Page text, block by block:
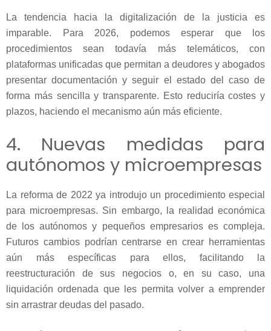
La tendencia hacia la digitalización de la justicia es
imparable. Para 2026, podemos esperar que los
procedimientos sean todavía más telemáticos, con
plataformas unificadas que permitan a deudores y abogados
presentar documentación y seguir el estado del caso de
forma más sencilla y transparente. Esto reduciría costes y
plazos, haciendo el mecanismo aún más eficiente.
4. Nuevas medidas para
autónomos y microempresas
La reforma de 2022 ya introdujo un procedimiento especial
para microempresas. Sin embargo, la realidad económica
de los autónomos y pequeños empresarios es compleja.
Futuros cambios podrían centrarse en crear herramientas
aún más específicas para ellos, facilitando la
reestructuración de sus negocios o, en su caso, una
liquidación ordenada que les permita volver a emprender
sin arrastrar deudas del pasado.